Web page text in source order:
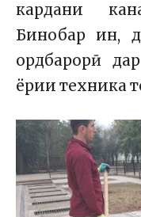
кардани
Бинобар ин,
ордбарорӣ
ёрии техника